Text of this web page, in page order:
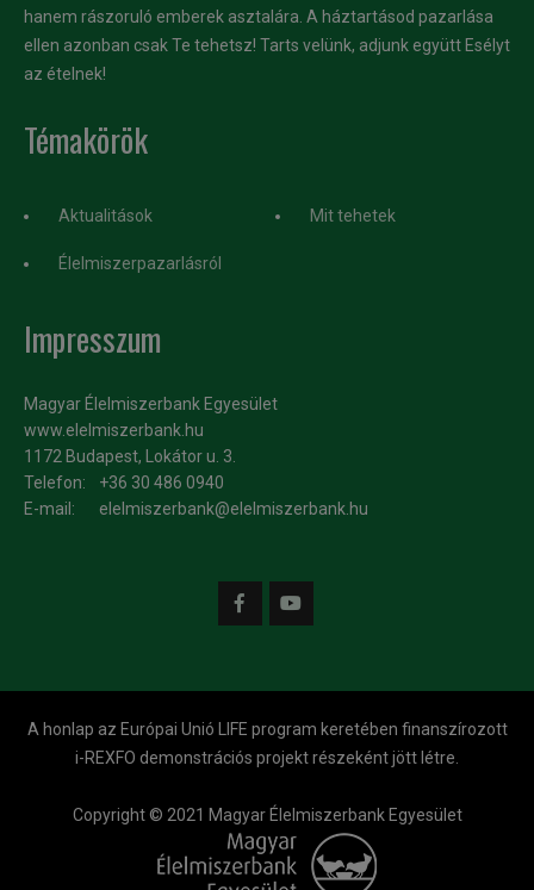
hanem rászoruló emberek asztalára. A háztartásod pazarlása
ellen azonban csak Te tehetsz! Tarts velünk, adjunk együtt Esélyt
az ételnek!
Témakörök
Aktualitások
Élelmiszerpazarlásról
Mit tehetek
Impresszum
Magyar Élelmiszerbank Egyesület
www.elelmiszerbank.hu
1172 Budapest, Lokátor u. 3.
Telefon:
+36 30 486 0940
E-mail:
elelmiszerbank@elelmiszerbank.hu
A honlap az Európai Unió LIFE program keretében finanszírozott
i-REXFO demonstrációs projekt részeként jött létre.
Copyright © 2021 Magyar Élelmiszerbank Egyesület